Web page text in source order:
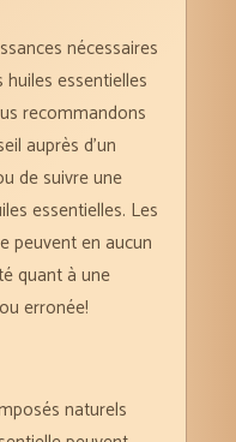
nécessaires
essentielles
recommandons
auprès d’un
de suivre une
essentielles. Les
peuvent en aucun
quant à une
erronée!
naturels